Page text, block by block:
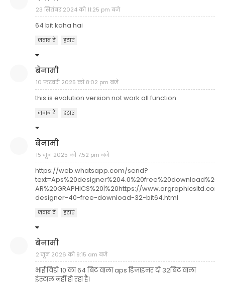
23 सितंबर 2024 को 11:25 pm बजे
64 bit kaha hai
जवाब दें हटाएं
बेनामी
10 फ़रवरी 2025 को 8:02 pm बजे
this is evalution version not work all function
जवाब दें हटाएं
बेनामी
15 जून 2025 को 7:52 pm बजे
https://web.whatsapp.com/send?
AR%20GRAPHICS%20|%20https://
designer-40-free-download-32-bit64.html
जवाब दें हटाएं
बेनामी
2 जून 2026 को 9:15 am बजे
भाई विंडो 10 का 64 बिट वाला aps डिजाइनर दो 32बिट वाला
इंस्टाल नहीं हो रहा है।